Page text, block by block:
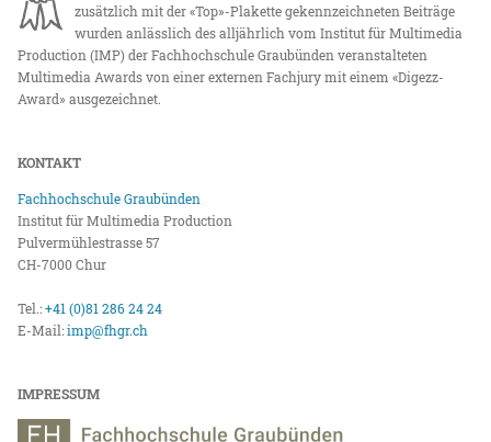
zusätzlich mit der «Top»-Plakette gekennzeichneten Beiträge
wurden anlässlich des alljährlich vom Institut für Multimedia
Production (IMP) der Fachhochschule Graubünden veranstalteten
Multimedia Awards von einer externen Fachjury mit einem «Digezz-
Award» ausgezeichnet.
KONTAKT
Fachhochschule Graubünden
Institut für Multimedia Production
Pulvermühlestrasse 57
CH-7000 Chur
Tel.:+41 (0)81 286 24 24
E-Mail:imp@fhgr.ch
IMPRESSUM